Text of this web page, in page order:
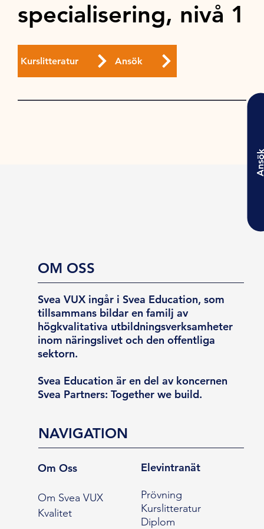
specialisering, nivå 1
Kurslitteratur Ansök
OM OSS
Svea VUX ingår i Svea Education, som
tillsammans bildar en familj av
högkvalitativa utbildningsverksamheter
inom näringslivet och den offentliga
sektorn.
Svea Education är en del av koncernen
Svea Partners: Together we build.
NAVIGATION
Om Oss
Om Svea VUX
Kvalitet
Elevintranät
Prövning
Kurslitteratur
Diplom